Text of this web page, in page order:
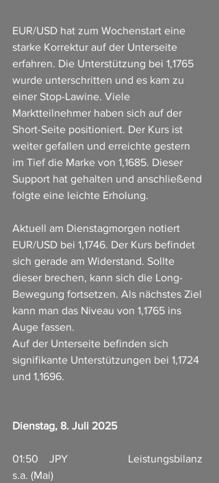
EUR/USD hat zum Wochenstart eine
starke Korrektur auf der Unterseite
erfahren. Die Unterstützung bei 1,1765
wurde unterschritten und es kam zu
einer Stop-Lawine. Viele
Marktteilnehmer haben sich auf der
Short-Seite positioniert. Der Kurs ist
weiter gefallen und erreichte gestern
im Tief die Marke von 1,1685. Dieser
Support hat gehalten und anschließend
folgte eine leichte Erholung.
Aktuell am Dienstagmorgen notiert
EUR/USD bei 1,1746. Der Kurs befindet
sich gerade am Widerstand. Sollte
dieser brechen, kann sich die Long-
Bewegung fortsetzen. Als nächstes Ziel
kann man das Niveau von 1,1765 ins
Auge fassen.
Auf der Unterseite befinden sich
signifikante Unterstützungen bei 1,1724
und 1,1696.
Dienstag, 8. Juli 2025
01:50    JPY                      Leistungsbilanz
s.a. (Mai)